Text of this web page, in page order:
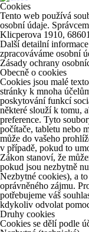
Cookies
Tento web používá
osobní údaje.
Klicperova 1910,
Další detailní
zpracováváme osobní
Zásady ochrany
Obecně o cookies
Cookies jsou malé
stránky k mnoha
poskytování funkcí
některé slouží k tomu,
preference. Tyto
počítače, tabletu nebo
může do vašeho
v případě, pokud to
Zákon stanoví, že
pokud jsou nezbytně
Nezbytné cookies), a
oprávněného zájmu.
potřebujeme váš
kdykoliv odvolat
Druhy cookies
Cookies se dělí podle